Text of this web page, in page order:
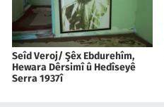
Seîd Veroj/ Şêx Ebdurehîm,
Hewara Dêrsimî û Hedîseyê
Serra 1937î